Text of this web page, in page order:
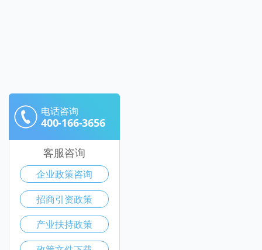
电话咨询
400-166-3656
客服咨询
企业政策咨询
招商引资政策
产业扶持政策